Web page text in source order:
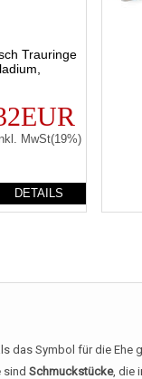
Trauringe
MwSt(19%)
DETAILS
Symbol für die
sind Schmuckstücke, die